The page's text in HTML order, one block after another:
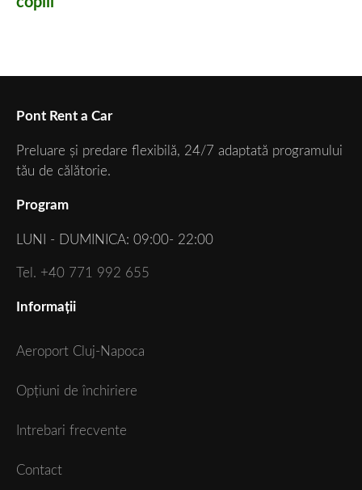
Pont Rent a Car
Preluare și predare flexibilă, 24/7 adaptată programului
tău de călătorie.
Program
LUNI - DUMINICA: 09:00- 22:00
Tel. +40 771 992 655
Informații
Aeroport Cluj-Napoca
Opțiuni de închiriere
Intrebari frecvente
Contact